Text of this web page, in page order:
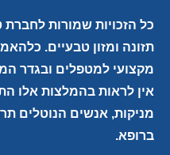
כל הזכויות שמורות לחברת
תזונה ומזון טבעיים.
מקצועי למטפלים ובגדר
אין לראות בהמלצות אלו
מניקות, אנשים הנוטלים
ברופא.